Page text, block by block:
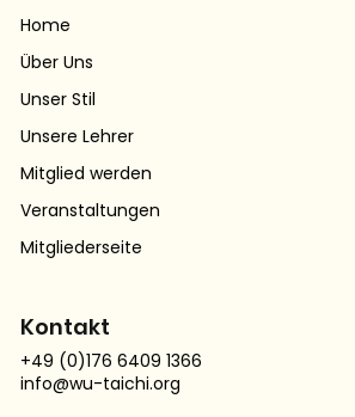
Home
Über Uns
Unser Stil
Unsere Lehrer
Mitglied werden
Veranstaltungen
Mitgliederseite
Kontakt
+49 (0)176 6409 1366
info@wu-taichi.org